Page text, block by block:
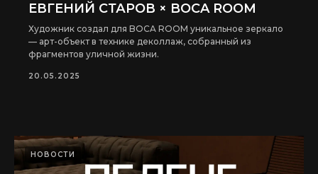
ЕВГЕНИЙ СТАРОВ × BOCA ROOM
Художник создал для BOCA ROOM уникальное зеркало
— арт-объект в технике деколлаж, собранный из
фрагментов уличной жизни.
20.05.2025
НОВОСТИ